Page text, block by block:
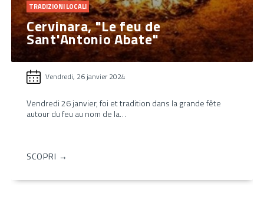
TRADIZIONI LOCALI
Cervinara, "Le feu de
Sant'Antonio Abate"
Vendredi, 26 janvier 2024
Vendredi 26 janvier, foi et tradition dans la grande fête
autour du feu au nom de la…
SCOPRI →